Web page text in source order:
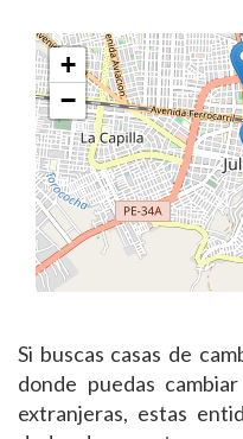
+
−
Si buscas casas de
donde puedas
extranjeras, estas